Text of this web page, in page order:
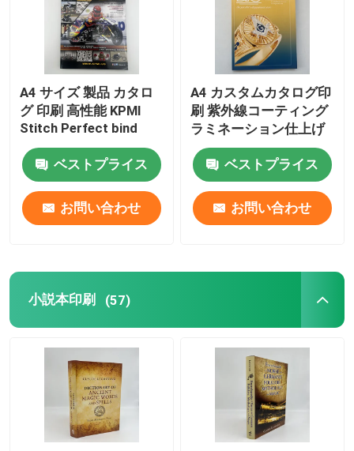
A4 サイズ 製品 カタロ
グ 印刷 高性能 KPMI
Stitch Perfect bind
ベストプライス
お問い合わせ
A4 カスタムカタログ印
刷 紫外線コーティング
ラミネーション仕上げ
ベストプライス
お問い合わせ
小説本印刷 (57)